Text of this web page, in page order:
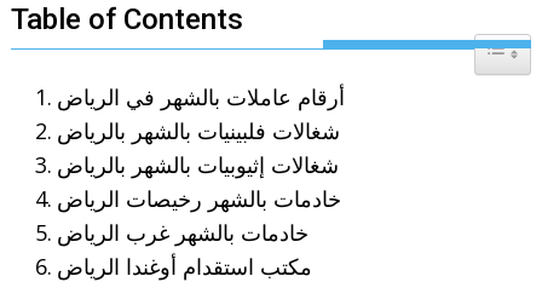
Table of Contents
Toggle
أرقام عاملات بالشهر في الرياض
شغالات فلبينيات بالشهر بالرياض
شغالات إثيوبيات بالشهر بالرياض
خادمات بالشهر رخيصات الرياض
خادمات بالشهر غرب الرياض
مكتب استقدام أوغندا الرياض